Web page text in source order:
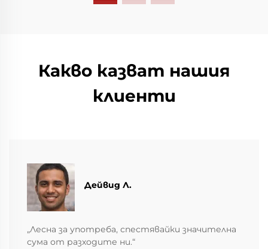
Какво казват нашия
клиенти
Дейвид Л.
„Лесна за употреба, спестявайки значителна
сума от разходите ни.“